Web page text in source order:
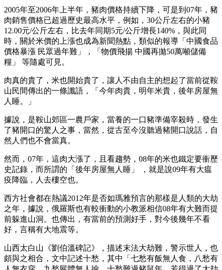
2005年至2006年上半年，豬肉價格持續下降，可是到07年，豬
肉銷售價格已超過歷史最高水平，例如，30公斤左右的小豬
12.00元/公斤左右，比去年同期5元/公斤增長140%，與此同
時，關於米價的上漲也成為新聞熱點，類似的報導「中國食品
價格暴漲 民眾過年難」，「物價飛揚 中國再拋50萬噸儲備
糧」 等隨處可見。
肉真的貴了，米也開始貴了，讓人不由自主的想起了當前從鞍
山民間傳出的一條讖語，「今年肉貴，明年米貴，後年房屋無
人睡。」
據說，是鞍山郊區一農戶家，當養的一口豬準備宰殺時，發生
了豬開口的驚人之事，當然，從古至今沒聽過豬開口說話，自
然人們也不會當真。
然而，07年，這肉大漲了，且看趨勢，08年的米也鐵定要衝歷
史記錄，而所謂的「後年房屋無人睡」 ，就是說09年有大瘟
疫降臨，人去樓空也。
西方社會都在熱議2012年是否如瑪雅預言的那樣是人類的大劫
之年，據說，俄羅斯也有較衝動的小教派相信08年有大難而提
前躲進山洞。也傳出，有當前的預測好手，對今後幾年不看
好，言稱有大地震等。
山西太白山《劉伯溫碑記》，描述末法大劫難，警示世人，也
頗與之相合，文中記述十愁，其中「七愁有飯無人食，八愁有